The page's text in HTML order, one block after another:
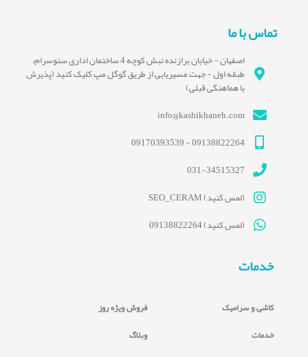
تماس با ما
اصفهان - خیابان برازنده نبش کوچه 4 ساختمان اداری سئوسرام،
طبقه اول - جهت مسیریابی از طریق گوگل مپ کلیک کنید (پذیرش
با هماهنگی قبلی)
info@kashikhaneh.com
09138822264 - 09170393539
031-34515327
(لمس کنید) SEO_CERAM
(لمس کنید) 09138822264
خدمات
کاشی و سرامیک
خدمات
فروش ویژه روز
وبلاگ